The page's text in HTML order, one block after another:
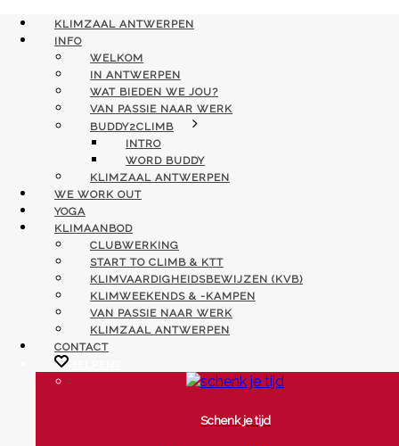
KLIMZAAL ANTWERPEN
INFO
WELKOM
IN ANTWERPEN
WAT BIEDEN WE JOU?
VAN PASSIE NAAR WERK
BUDDY2CLIMB
INTRO
WORD BUDDY
KLIMZAAL ANTWERPEN
WE WORK OUT
YOGA
KLIMAANBOD
CLUBWERKING
START TO CLIMB & KTT
KLIMVAARDIGHEIDSBEWIJZEN (KVB)
KLIMWEEKENDS & -KAMPEN
VAN PASSIE NAAR WERK
KLIMZAAL ANTWERPEN
CONTACT
Schenk je tijd